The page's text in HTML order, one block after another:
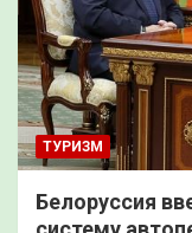
ТУРИЗМ
Белоруссия